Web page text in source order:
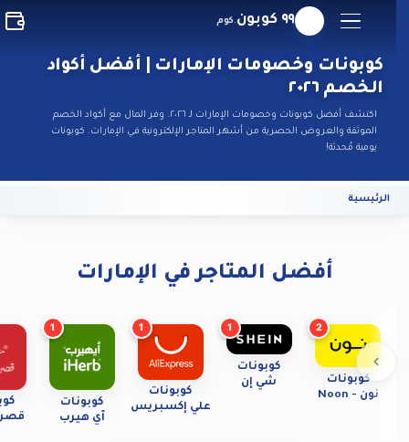
٩٩ كوبون .كوم
كوبونات وخصومات الإمارات | أفضل أكواد
الخصم ٢٠٢٦
اكتشف أفضل كوبونات وخصومات الإمارات لـ ٢٠٢٦. وفر المال مع أكواد الخصم
الموثقة والعروض الحصرية من أشهر المتاجر الإلكترونية في الإمارات. كوبونات
يومية مُحدثة!
الرئيسية
أفضل المتاجر في الإمارات
2
كوبونات
نون - Noon
1
كوبونات
شي إن
1
كوبونات
علي إكسبريس
1
كوبونات
آي هيرب
قصر